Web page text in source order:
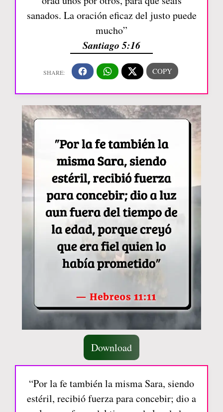
sanados. La oración eficaz del justo puede
mucho”
Santiago 5:16
Download
“Por la fe también la misma Sara, siendo
estéril, recibió fuerza para concebir; dio a